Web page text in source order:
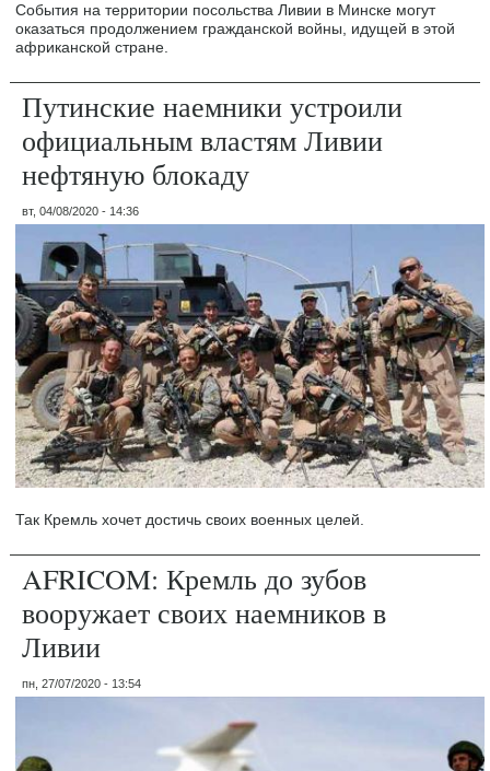
События на территории посольства Ливии в Минске могут
оказаться продолжением гражданской войны, идущей в этой
африканской стране.
Путинские наемники устроили
официальным властям Ливии
нефтяную блокаду
вт, 04/08/2020 - 14:36
Так Кремль хочет достичь своих военных целей.
AFRICOM: Кремль до зубов
вооружает своих наемников в
Ливии
пн, 27/07/2020 - 13:54